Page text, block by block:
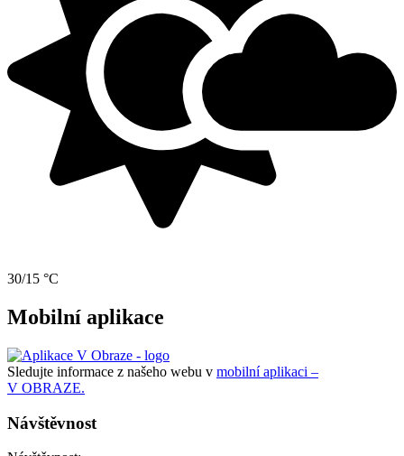
30/15 °C
Mobilní aplikace
Sledujte informace z našeho webu v mobilní aplikaci –
V OBRAZE.
Návštěvnost